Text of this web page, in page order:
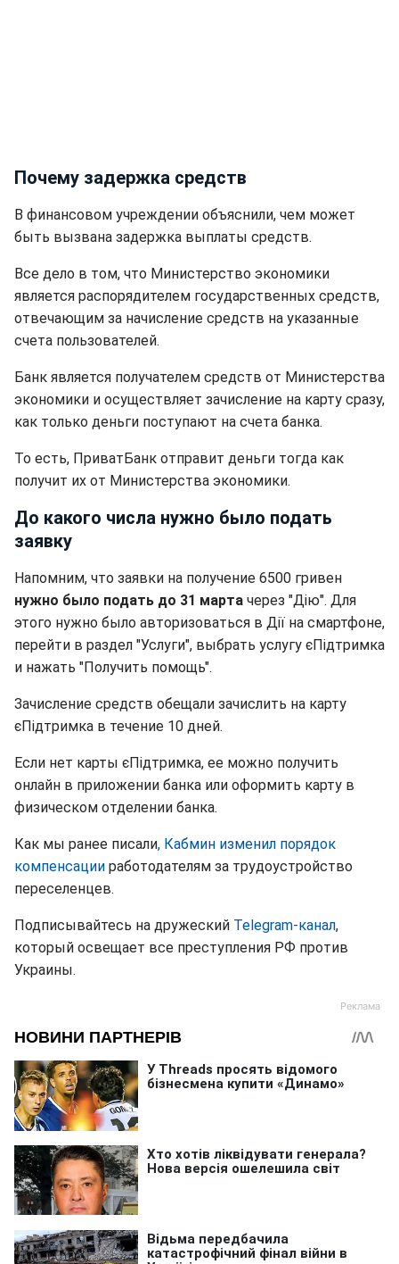
Почему задержка средств
В финансовом учреждении объяснили, чем может
быть вызвана задержка выплаты средств.
Все дело в том, что Министерство экономики
является распорядителем государственных средств,
отвечающим за начисление средств на указанные
счета пользователей.
Банк является получателем средств от Министерства
экономики и осуществляет зачисление на карту сразу,
как только деньги поступают на счета банка.
То есть, ПриватБанк отправит деньги тогда как
получит их от Министерства экономики.
До какого числа нужно было подать
заявку
Напомним, что заявки на получение 6500 гривен
нужно было подать до 31 марта через "Дію". Для
этого нужно было авторизоваться в Дії на смартфоне,
перейти в раздел "Услуги", выбрать услугу єПідтримка
и нажать "Получить помощь".
Зачисление средств обещали зачислить на карту
єПідтримка в течение 10 дней.
Если нет карты єПідтримка, ее можно получить
онлайн в приложении банка или оформить карту в
физическом отделении банка.
Как мы ранее писали, Кабмин изменил порядок
компенсации работодателям за трудоустройство
переселенцев.
Подписывайтесь на дружеский Telegram-канал,
который освещает все преступления РФ против
Украины.